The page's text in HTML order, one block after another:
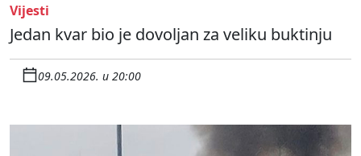
Vijesti
Jedan kvar bio je dovoljan za veliku buktinju
09.05.2026. u 20:00